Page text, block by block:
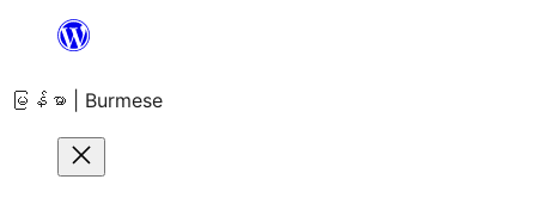
အကြောင်းအရာ
ကျော်သွား
မြန်မာ | Burmese